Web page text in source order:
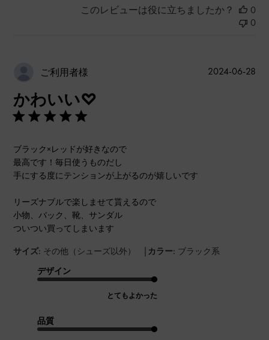
このレビューは役に立ちましたか？
0
0
ご利用者様
かわいい♡
ブラック×レッドが好きなので
最高です！毎日使うものだし
手にする度にテンションが上がるのが嬉しいです
リーズナブルで楽しませて貰えるので
小物、バック、靴、サンダル
ついつい買ってしまいます
サイズ: その他（シューズ以外） | カラー: ブラック系
デザイン
とてもよかった
品質
公
2024-06-28